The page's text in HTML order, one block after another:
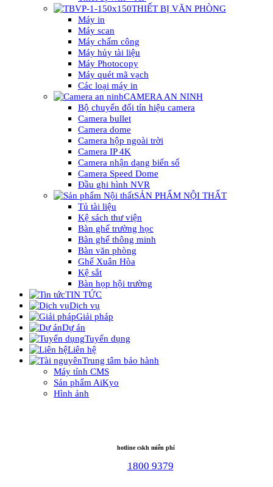
THIẾT BỊ VĂN PHÒNG
Máy in
Máy scan
Máy chấm công
Máy hủy tài liệu
Máy Photocopy
Máy quét mã vạch
Các loại máy in
CAMERA AN NINH
Bộ chuyển đổi tín hiệu camera
Camera bullet
Camera dome
Camera hộp ngoài trời
Camera IP 4K
Camera nhận dạng biển số
Camera Speed Dome
Đầu ghi hình NVR
SẢN PHẨM NỘI THẤT
Tủ tài liệu
Kệ sách thư viện
Bàn ghế trường học
Bàn ghế thông minh
Bàn văn phòng
Ghế Xuân Hòa
Kệ sắt
Bàn họp hội trường
TIN TỨC
Dịch vụ
Giải pháp
Dự án
Tuyển dụng
Liên hệ
Trung tâm bảo hành
Máy tính CMS
Sản phẩm AiKyo
Hình ảnh
hotline cskh miễn phí
1800 9379